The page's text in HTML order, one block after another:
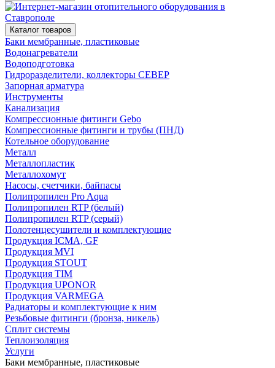
Каталог товаров
Баки мембранные, пластиковые
Водонагреватели
Водоподготовка
Гидроразделители, коллекторы СЕВЕР
Запорная арматура
Инструменты
Канализация
Компрессионные фитинги Gebo
Компрессионные фитинги и трубы (ПНД)
Котельное оборудование
Металл
Металлопластик
Металлохомут
Насосы, счетчики, байпасы
Полипропилен Pro Aqua
Полипропилен RTP (белый)
Полипропилен RTP (серый)
Полотенцесушители и комплектующие
Продукция ICMA, GF
Продукция MVI
Продукция STOUT
Продукция TIM
Продукция UPONOR
Продукция VARMEGA
Радиаторы и комплектующие к ним
Резьбовые фитинги (бронза, никель)
Сплит системы
Теплоизоляция
Услуги
Баки мембранные, пластиковые